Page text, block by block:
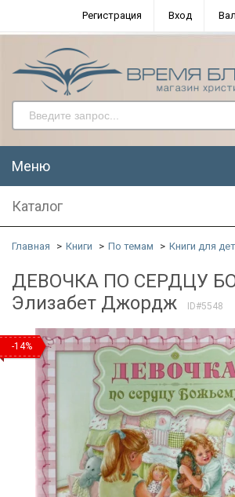
Регистрация Вход
Меню
Каталог
Главная Книги По темам Книги для
ДЕВОЧКА ПО СЕРДЦУ
Элизабет Джордж
ID#5548
-14%